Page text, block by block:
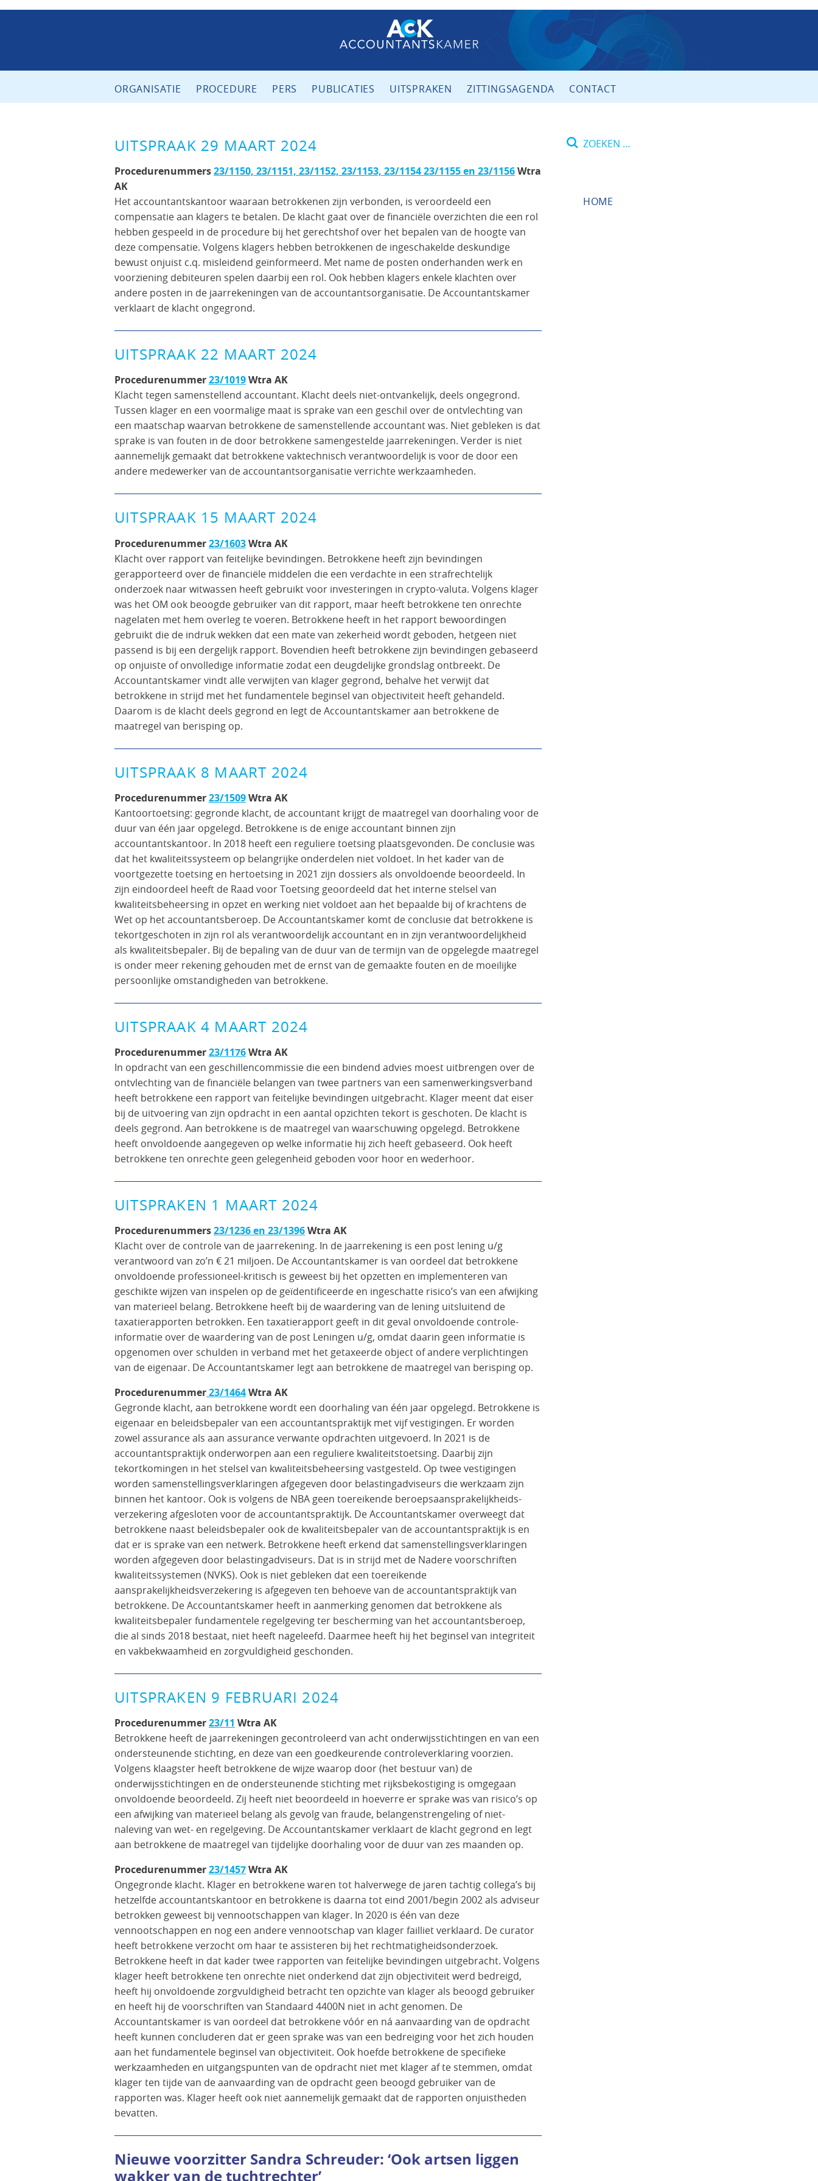
ORGANISATIE PROCEDURE PERS PUBLICATIES UITSPRAKEN ZITTINGSAGENDA CONTACT
UITSPRAAK 29 MAART 2024
Procedurenummers23/1150, 23/1151, 23/1152, 23/1153, 23/1154 23/1155 en 23/1156Wtra
AK
Het accountantskantoor waaraan betrokkenen zijn verbonden, is veroordeeld een
compensatie aan klagers te betalen. De klacht gaat over de financiële overzichten die een rol
hebben gespeeld in de procedure bij het gerechtshof over het bepalen van de hoogte van
deze compensatie. Volgens klagers hebben betrokkenen de ingeschakelde deskundige
bewust onjuist c.q. misleidend geïnformeerd. Met name de posten onderhanden werk en
voorziening debiteuren spelen daarbij een rol. Ook hebben klagers enkele klachten over
andere posten in de jaarrekeningen van de accountantsorganisatie. De Accountantskamer
verklaart de klacht ongegrond.
UITSPRAAK 22 MAART 2024
Procedurenummer23/1019Wtra AK
Klacht tegen samenstellend accountant. Klacht deels niet-ontvankelijk, deels ongegrond.
Tussen klager en een voormalige maat is sprake van een geschil over de ontvlechting van
een maatschap waarvan betrokkene de samenstellende accountant was. Niet gebleken is dat
sprake is van fouten in de door betrokkene samengestelde jaarrekeningen. Verder is niet
aannemelijk gemaakt dat betrokkene vaktechnisch verantwoordelijk is voor de door een
andere medewerker van de accountantsorganisatie verrichte werkzaamheden.
UITSPRAAK 15 MAART 2024
Procedurenummer23/1603Wtra AK
Klacht over rapport van feitelijke bevindingen. Betrokkene heeft zijn bevindingen
gerapporteerd over de financiële middelen die een verdachte in een strafrechtelijk
onderzoek naar witwassen heeft gebruikt voor investeringen in crypto-valuta. Volgens klager
was het OM ook beoogde gebruiker van dit rapport, maar heeft betrokkene ten onrechte
nagelaten met hem overleg te voeren. Betrokkene heeft in het rapport bewoordingen
gebruikt die de indruk wekken dat een mate van zekerheid wordt geboden, hetgeen niet
passend is bij een dergelijk rapport. Bovendien heeft betrokkene zijn bevindingen gebaseerd
op onjuiste of onvolledige informatie zodat een deugdelijke grondslag ontbreekt. De
Accountantskamer vindt alle verwijten van klager gegrond, behalve het verwijt dat
betrokkene in strijd met het fundamentele beginsel van objectiviteit heeft gehandeld.
Daarom is de klacht deels gegrond en legt de Accountantskamer aan betrokkene de
maatregel van berisping op.
UITSPRAAK 8 MAART 2024
Procedurenummer23/1509Wtra AK
Kantoortoetsing: gegronde klacht, de accountant krijgt de maatregel van doorhaling voor de
duur van één jaar opgelegd. Betrokkene is de enige accountant binnen zijn
accountantskantoor. In 2018 heeft een reguliere toetsing plaatsgevonden. De conclusie was
dat het kwaliteitssysteem op belangrijke onderdelen niet voldoet. In het kader van de
voortgezette toetsing en hertoetsing in 2021 zijn dossiers als onvoldoende beoordeeld. In
zijn eindoordeel heeft de Raad voor Toetsing geoordeeld dat het interne stelsel van
kwaliteitsbeheersing in opzet en werking niet voldoet aan het bepaalde bij of krachtens de
Wet op het accountantsberoep. De Accountantskamer komt de conclusie dat betrokkene is
tekortgeschoten in zijn rol als verantwoordelijk accountant en in zijn verantwoordelijkheid
als kwaliteitsbepaler. Bij de bepaling van de duur van de termijn van de opgelegde maatregel
is onder meer rekening gehouden met de ernst van de gemaakte fouten en de moeilijke
persoonlijke omstandigheden van betrokkene.
UITSPRAAK 4 MAART 2024
Procedurenummer23/1176Wtra AK
In opdracht van een geschillencommissie die een bindend advies moest uitbrengen over de
ontvlechting van de financiële belangen van twee partners van een samenwerkingsverband
heeft betrokkene een rapport van feitelijke bevindingen uitgebracht. Klager meent dat eiser
bij de uitvoering van zijn opdracht in een aantal opzichten tekort is geschoten. De klacht is
deels gegrond. Aan betrokkene is de maatregel van waarschuwing opgelegd. Betrokkene
heeft onvoldoende aangegeven op welke informatie hij zich heeft gebaseerd. Ook heeft
betrokkene ten onrechte geen gelegenheid geboden voor hoor en wederhoor.
UITSPRAKEN 1 MAART 2024
Procedurenummers23/1236 en 23/1396Wtra AK
Klacht over de controle van de jaarrekening. In de jaarrekening is een post lening u/g
verantwoord van zo’n € 21 miljoen. De Accountantskamer is van oordeel dat betrokkene
onvoldoende professioneel-kritisch is geweest bij het opzetten en implementeren van
geschikte wijzen van inspelen op de geïdentificeerde en ingeschatte risico’s van een afwijking
van materieel belang. Betrokkene heeft bij de waardering van de lening uitsluitend de
taxatierapporten betrokken. Een taxatierapport geeft in dit geval onvoldoende controle-
informatie over de waardering van de post Leningen u/g, omdat daarin geen informatie is
opgenomen over schulden in verband met het getaxeerde object of andere verplichtingen
van de eigenaar. De Accountantskamer legt aan betrokkene de maatregel van berisping op.
Procedurenummer23/1464Wtra AK
Gegronde klacht, aan betrokkene wordt een doorhaling van één jaar opgelegd. Betrokkene is
eigenaar en beleidsbepaler van een accountantspraktijk met vijf vestigingen. Er worden
zowel assurance als aan assurance verwante opdrachten uitgevoerd. In 2021 is de
accountantspraktijk onderworpen aan een reguliere kwaliteitstoetsing. Daarbij zijn
tekortkomingen in het stelsel van kwaliteitsbeheersing vastgesteld. Op twee vestigingen
worden samenstellingsverklaringen afgegeven door belastingadviseurs die werkzaam zijn
binnen het kantoor. Ook is volgens de NBA geen toereikende beroepsaansprakelijkheids-
verzekering afgesloten voor de accountantspraktijk. De Accountantskamer overweegt dat
betrokkene naast beleidsbepaler ook de kwaliteitsbepaler van de accountantspraktijk is en
dat er is sprake van een netwerk. Betrokkene heeft erkend dat samenstellingsverklaringen
worden afgegeven door belastingadviseurs. Dat is in strijd met de Nadere voorschriften
kwaliteitssystemen (NVKS). Ook is niet gebleken dat een toereikende
aansprakelijkheidsverzekering is afgegeven ten behoeve van de accountantspraktijk van
betrokkene. De Accountantskamer heeft in aanmerking genomen dat betrokkene als
kwaliteitsbepaler fundamentele regelgeving ter bescherming van het accountantsberoep,
die al sinds 2018 bestaat, niet heeft nageleefd. Daarmee heeft hij het beginsel van integriteit
en vakbekwaamheid en zorgvuldigheid geschonden.
UITSPRAKEN 9 FEBRUARI 2024
Procedurenummer23/11 Wtra AK
Betrokkene heeft de jaarrekeningen gecontroleerd van acht onderwijsstichtingen en van een
ondersteunende stichting, en deze van een goedkeurende controleverklaring voorzien.
Volgens klaagster heeft betrokkene de wijze waarop door (het bestuur van) de
onderwijsstichtingen en de ondersteunende stichting met rijksbekostiging is omgegaan
onvoldoende beoordeeld. Zij heeft niet beoordeeld in hoeverre er sprake was van risico’s op
een afwijking van materieel belang als gevolg van fraude, belangenstrengeling of niet-
naleving van wet- en regelgeving. De Accountantskamer verklaart de klacht gegrond en legt
aan betrokkene de maatregel van tijdelijke doorhaling voor de duur van zes maanden op.
Procedurenummer23/1457Wtra AK
Ongegronde klacht. Klager en betrokkene waren tot halverwege de jaren tachtig collega’s bij
hetzelfde accountantskantoor en betrokkene is daarna tot eind 2001/begin 2002 als adviseur
betrokken geweest bij vennootschappen van klager. In 2020 is één van deze
vennootschappen en nog een andere vennootschap van klager failliet verklaard. De curator
heeft betrokkene verzocht om haar te assisteren bij het rechtmatigheidsonderzoek.
Betrokkene heeft in dat kader twee rapporten van feitelijke bevindingen uitgebracht. Volgens
klager heeft betrokkene ten onrechte niet onderkend dat zijn objectiviteit werd bedreigd,
heeft hij onvoldoende zorgvuldigheid betracht ten opzichte van klager als beoogd gebruiker
en heeft hij de voorschriften van Standaard 4400N niet in acht genomen. De
Accountantskamer is van oordeel dat betrokkene vóór en ná aanvaarding van de opdracht
heeft kunnen concluderen dat er geen sprake was van een bedreiging voor het zich houden
aan het fundamentele beginsel van objectiviteit. Ook hoefde betrokkene de specifieke
werkzaamheden en uitgangspunten van de opdracht niet met klager af te stemmen, omdat
klager ten tijde van de aanvaarding van de opdracht geen beoogd gebruiker van de
rapporten was. Klager heeft ook niet aannemelijk gemaakt dat de rapporten onjuistheden
bevatten.
Nieuwe voorzitter Sandra Schreuder: ‘Ook artsen liggen
wakker van de tuchtrechter’
Zoeken
HOME